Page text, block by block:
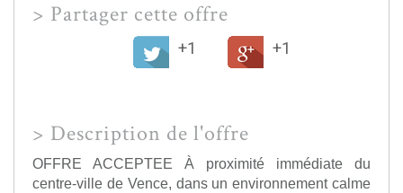
> Partager cette offre
+1 +1
> Description de l'offre
OFFRE ACCEPTEE À proximité immédiate du
centre-ville de Vence, dans un environnement calme